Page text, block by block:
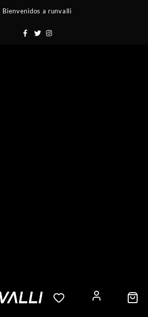
Bienvenidos a runvalli